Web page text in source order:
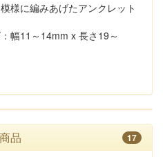
様に編みあげたアンクレット
幅11～14mm x 長さ19～
品 17